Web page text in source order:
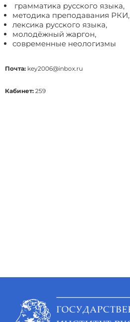
грамматика русского языка,
методика преподавания РКИ,
лексика русского языка,
молодёжный жаргон,
современные неологизмы
Почта: key2006@inbox.ru
Кабинет: 259